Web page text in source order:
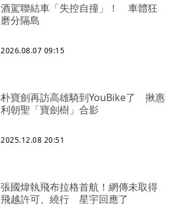
酒駕聯結車「失控自撞」！ 車體狂
磨分隔島
2026.08.07 09:15
朴寶劍再訪高雄騎到YouBike了 揪惠
利朝聖「寶劍樹」合影
2025.12.08 20:51
張國煒執飛布拉格首航！網傳未取得
飛越許可、繞行 星宇回應了